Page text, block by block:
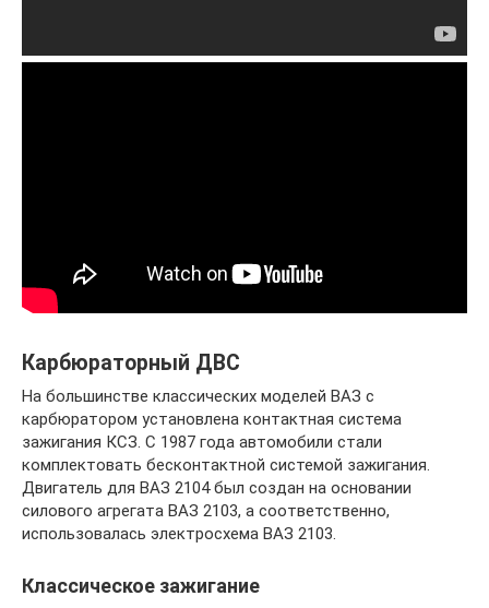
Карбюраторный ДВС
На большинстве классических моделей ВАЗ с
карбюратором установлена контактная система
зажигания КСЗ. С 1987 года автомобили стали
комплектовать бесконтактной системой зажигания.
Двигатель для ВАЗ 2104 был создан на основании
силового агрегата ВАЗ 2103, а соответственно,
использовалась электросхема ВАЗ 2103.
Классическое зажигание